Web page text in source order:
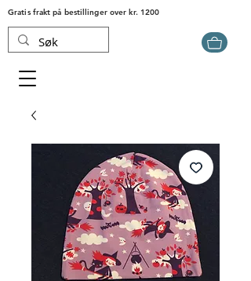
Gratis frakt på bestillinger over kr. 1200